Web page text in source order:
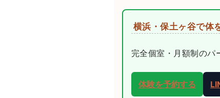
横浜・保土ヶ谷で体
完全個室・月額制の
体験を予約する